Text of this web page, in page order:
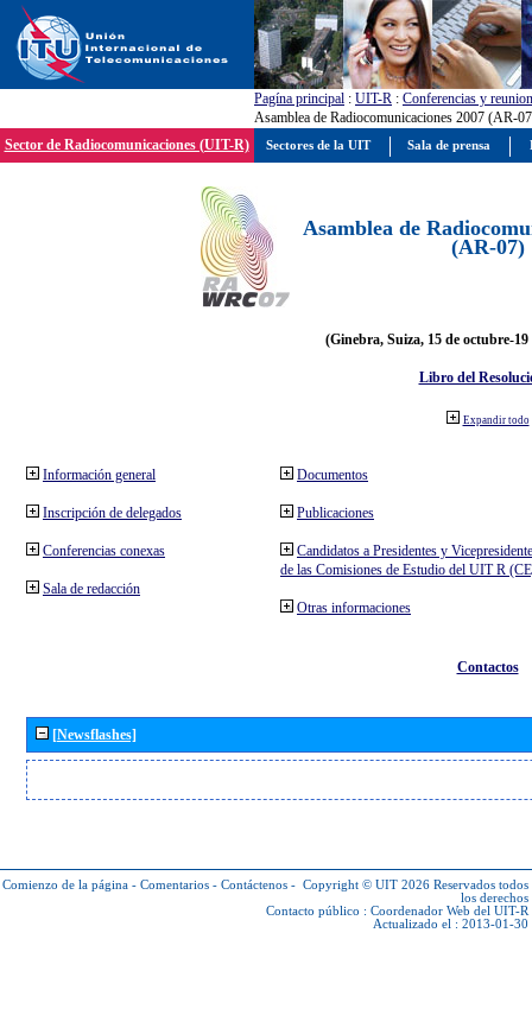
Pagína principal : UIT-R : Conferencias y
Asamblea de Radiocomunicaciones 2007 (AR-
Sector de Radiocomunicaciones (UIT-R)
Asamblea de
(AR-07)
(Ginebra, Suiza, 15 de octubre-19
Libro del
Expandir todo
Información general
Inscripción de delegados
Conferencias conexas
Sala de redacción
Documentos
Publicaciones
Candidatos a Presidentes y
de las Comisiones de Estudio del UIT R
Otras informaciones
Contactos
[Newsflashes]
Comienzo de la página - Comentarios - Contáctenos - Copyright © UIT 2026 Reservados todos
los derechos
Contacto público : Coordenador Web del UIT-R
Actualizado el : 2013-01-30
Sectores de la UIT Sala de prensa